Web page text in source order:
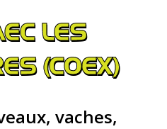
LES
(COEX)
vaches,